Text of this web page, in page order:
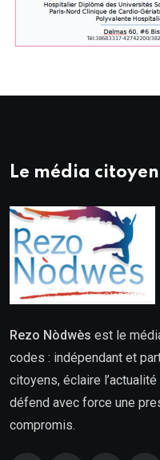
Le média citoyen
Rezo Nòdwès est le
codes : indépendant et
citoyens, éclaire
défend avec force une
compromis.